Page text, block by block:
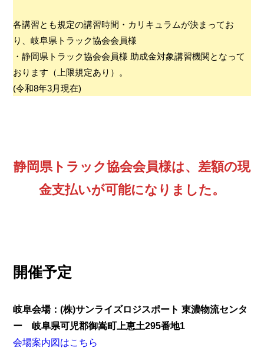
各講習とも規定の講習時間・カリキュラムが決まってお
り、岐阜県トラック協会会員様
・静岡県トラック協会会員様 助成金対象講習機関となって
おります（上限規定あり）。
(令和8年3月現在)
静岡県トラック協会会員様は、差額の現
金支払いが可能になりました。
開催予定
岐阜会場：(株)サンライズロジスポート 東濃物流センタ
ー 岐阜県可児郡御嵩町上恵土295番地1
会場案内図はこちら